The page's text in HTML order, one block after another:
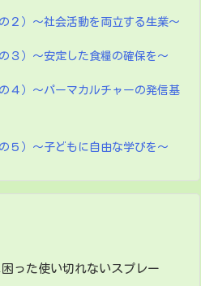
２）～社会活動を両立する生業～
３）～安定した食糧の確保を～
４）～パーマカルチャーの発信基
５）～子どもに自由な学びを～
った使い切れないスプレー